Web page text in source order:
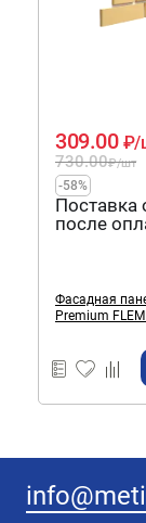
730.00₽/шт
309.00 ₽/
-58%
Поставка
после
Фасадная
Premium